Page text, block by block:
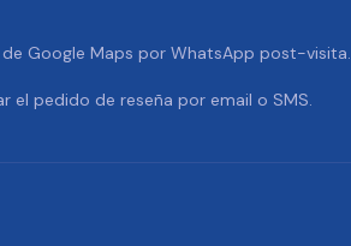
Google Maps por WhatsApp post-visita.
el pedido de reseña por email o SMS.